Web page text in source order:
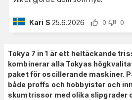
Kari S 25.6.2026 0 0
Tokya 7 in 1 är ett heltäckande
kombinerar alla Tokyas
paket för oscillerande maskiner.
både proffs och hobbyister och
skumtrissor med olika slipgrader